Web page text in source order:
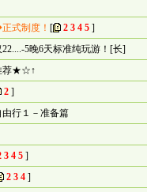
式制度！ [ 2 3 4 5 ]
5晚6天标准纯玩游！[长]
荐★☆↑
2 ]
行１－准备篇
3 4 5 ]
2 3 4 ]